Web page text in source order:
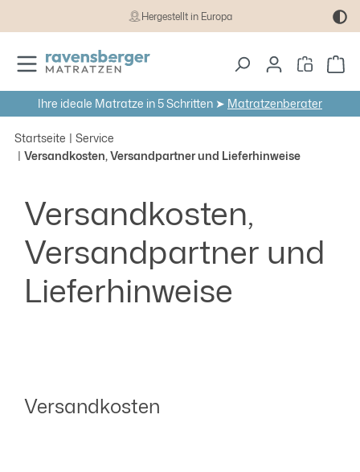
Zum Hauptinhalt springenHergestellt in Europa
Ihre ideale Matratze in 5 Schritten ➤ Matratzenberater
Startseite
Service
Versandkosten, Versandpartner und Lieferhinweise
Versandkosten,
Versandpartner und
Lieferhinweise
Versandkosten